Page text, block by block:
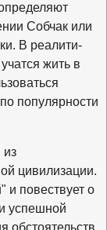
Собчак или
В реалити-
жить в
популярности
из
цивилизации.
и повествует о
успешной
обстоятельств